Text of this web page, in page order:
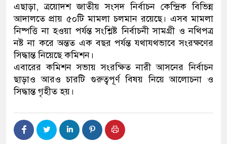
এছাড়া, ত্রয়োদশ জাতীয় সংসদ নির্বাচন কেন্দ্রিক বিভিন্ন
আদালতে প্রায় ৫০টি মামলা চলমান রয়েছে। এসব মামলা
নিষ্পত্তি না হওয়া পর্যন্ত সংশ্লিষ্ট নির্বাচনী সামগ্রী ও নথিপত্র
নষ্ট না করে অন্তত এক বছর পর্যন্ত যথাযথভাবে সংরক্ষণের
সিদ্ধান্ত নিয়েছে কমিশন।
এবারের কমিশন সভায় সংরক্ষিত নারী আসনের নির্বাচন
ছাড়াও আরও চারটি গুরুত্বপূর্ণ বিষয় নিয়ে আলোচনা ও
সিদ্ধান্ত গৃহীত হয়।